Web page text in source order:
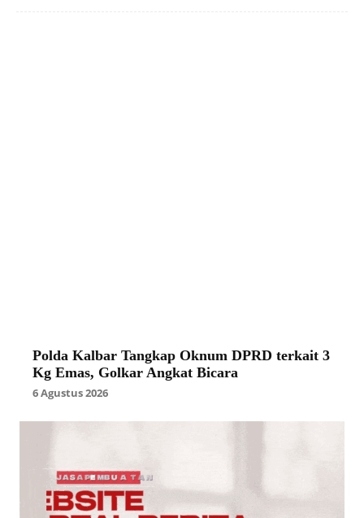
Polda Kalbar Tangkap Oknum DPRD terkait 3
Kg Emas, Golkar Angkat Bicara
6 Agustus 2026